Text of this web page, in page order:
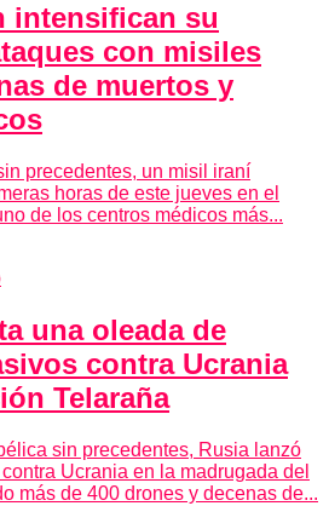
intensifican su
con misiles
de muertos y
precedentes, un misil iraní
horas de este jueves en el
de los centros médicos más...
una oleada de
contra Ucrania
Telaraña
sin precedentes, Rusia lanzó
Ucrania en la madrugada del
más de 400 drones y decenas de...